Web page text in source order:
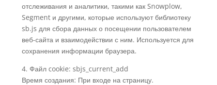
отслеживания и аналитики, такими как Snowplow,
Segment и другими, которые используют библиотеку
sb.js для сбора данных о посещении пользователем
веб-сайта и взаимодействии с ним. Используется для
сохранения информации браузера.
4. Файл cookie: sbjs_current_add
Время создания: При входе на страницу.